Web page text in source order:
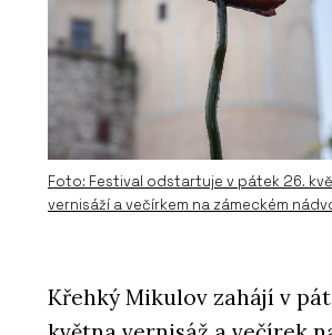
Foto: Festival odstartuje v pátek 26.
vernisáží a večírkem na zámeckém
Křehký Mikulov zahájí v